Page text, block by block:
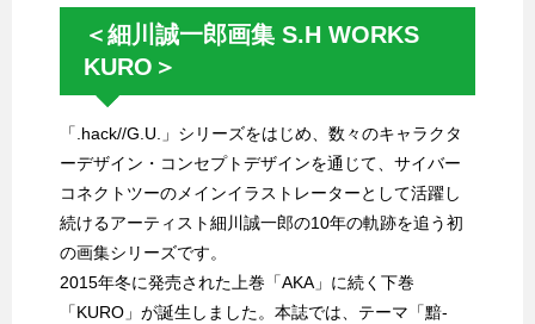
＜細川誠一郎画集 S.H WORKS
KURO＞
「.hack//G.U.」シリーズをはじめ、数々のキャラクタ
ーデザイン・コンセプトデザインを通じて、サイバー
コネクトツーのメインイラストレーターとして活躍し
続けるアーティスト細川誠一郎の10年の軌跡を追う初
の画集シリーズです。
2015年冬に発売された上巻「AKA」に続く下巻
「KURO」が誕生しました。本誌では、テーマ「黯-